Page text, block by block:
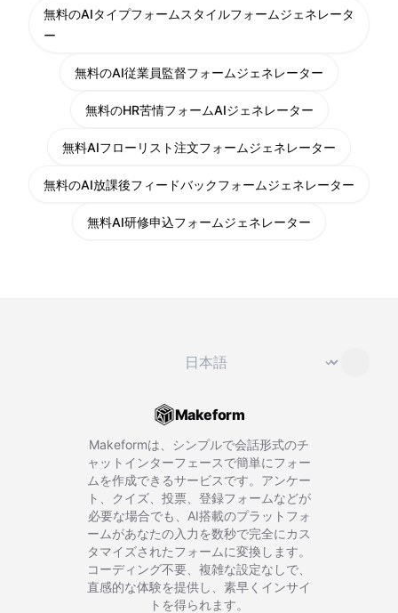
無料のAIタイプフォームスタイルフォームジェネレータ
ー
無料のAI従業員監督フォームジェネレーター
無料のHR苦情フォームAIジェネレーター
無料AIフローリスト注文フォームジェネレーター
無料のAI放課後フィードバックフォームジェネレーター
無料AI研修申込フォームジェネレーター
言語を変更 ⌄
Makeform
Makeformは、シンプルで会話形式のチ
ャットインターフェースで簡単にフォー
ムを作成できるサービスです。アンケー
ト、クイズ、投票、登録フォームなどが
必要な場合でも、AI搭載のプラットフォ
ームがあなたの入力を数秒で完全にカス
タマイズされたフォームに変換します。
コーディング不要、複雑な設定なしで、
直感的な体験を提供し、素早くインサイ
トを得られます。